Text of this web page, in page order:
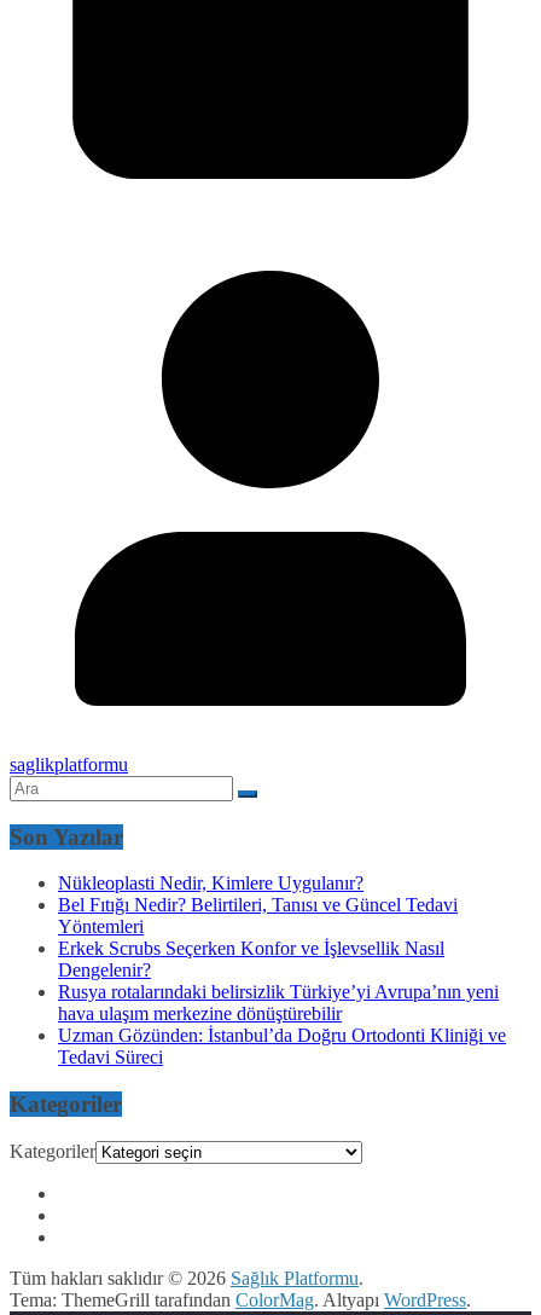
saglikplatformu
Son Yazılar
Nükleoplasti Nedir, Kimlere Uygulanır?
Bel Fıtığı Nedir? Belirtileri, Tanısı ve Güncel Tedavi
Yöntemleri
Erkek Scrubs Seçerken Konfor ve İşlevsellik Nasıl
Dengelenir?
Rusya rotalarındaki belirsizlik Türkiye’yi Avrupa’nın yeni
hava ulaşım merkezine dönüştürebilir
Uzman Gözünden: İstanbul’da Doğru Ortodonti Kliniği ve
Tedavi Süreci
Kategoriler
Kategoriler
Tüm hakları saklıdır © 2026 Sağlık Platformu.
Tema: ThemeGrill tarafından ColorMag. Altyapı WordPress.